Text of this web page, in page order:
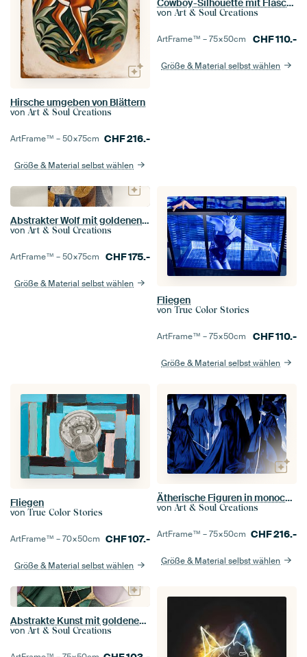
Hirsche umgeben von Blättern
von Art & Soul Creations
ArtFrame™ –50×75cm CHF216.-
Größe & Material selbst wählen
von Art & Soul Creations
ArtFrame™ –75×50cm CHF110.-
Größe & Material selbst wählen
Abstrakter Wolf mit goldenen und blauen Akzenten
von Art & Soul Creations
ArtFrame™ –50×75cm CHF175.-
Größe & Material selbst wählen
Fliegen
von True Color Stories
ArtFrame™ –75×50cm CHF110.-
Größe & Material selbst wählen
Fliegen
von True Color Stories
ArtFrame™ –70×50cm CHF107.-
Größe & Material selbst wählen
Ätherische Figuren in monochromem Blau
von Art & Soul Creations
ArtFrame™ –75×50cm CHF216.-
Größe & Material selbst wählen
Abstrakte Kunst mit goldenen und grünen Akzenten
von Art & Soul Creations